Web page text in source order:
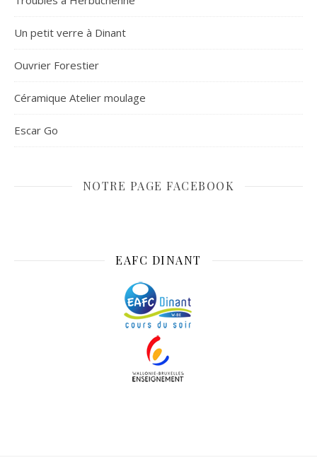
Un petit verre à Dinant
Ouvrier Forestier
Céramique Atelier moulage
Escar Go
NOTRE PAGE FACEBOOK
EAFC DINANT